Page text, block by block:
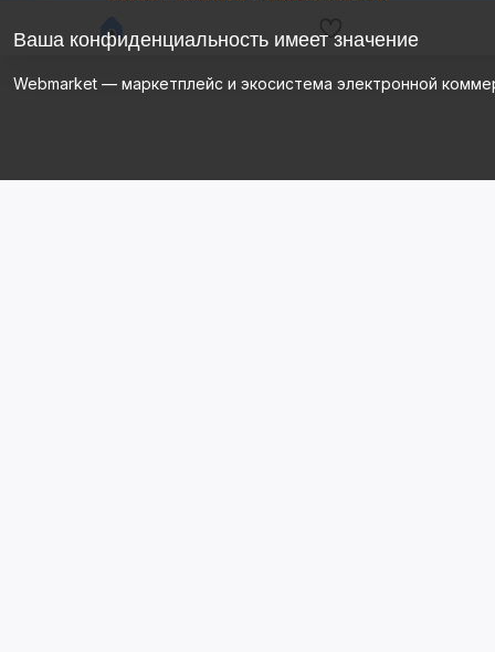
Ваша конфиденциальность имеет значение
Webmarket — маркетплейс и экосистема электронной